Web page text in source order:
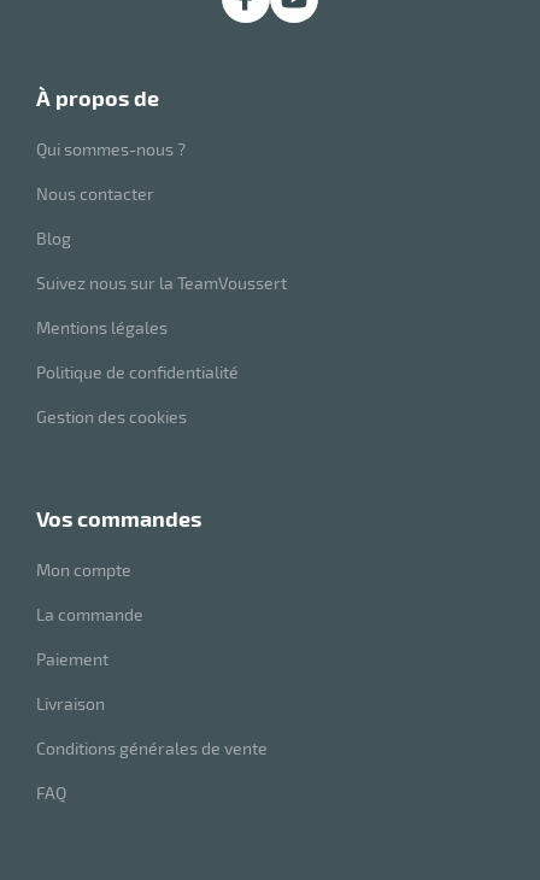
à propos de
Qui sommes-nous ?
Nous contacter
Blog
Suivez nous sur la TeamVoussert
Mentions légales
Politique de confidentialité
Gestion des cookies
vos commandes
Mon compte
La commande
Paiement
Livraison
Conditions générales de vente
FAQ